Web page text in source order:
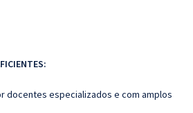
docentes especializados e com amplos